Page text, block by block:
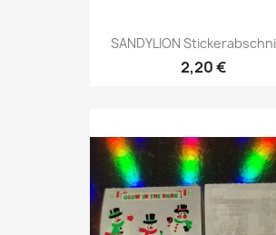
SANDYLION
2,20 €